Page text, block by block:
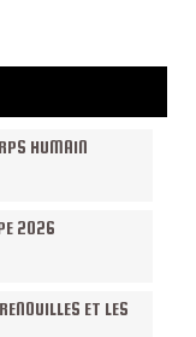
HUMAIN
2026
ET LES